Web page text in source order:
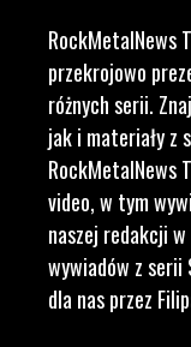
RockMetalNews
przekrojowo
różnych serii.
jak i materiały z
RockMetalNews
video, w tym
naszej redakcji
wywiadów z serii
dla nas przez